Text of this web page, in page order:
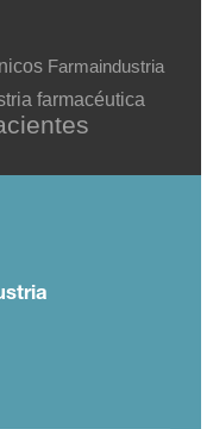
Farmaindustria
farmacéutica